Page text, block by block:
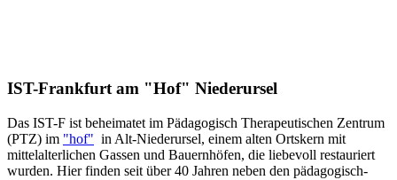
IST-Frankfurt am "Hof" Niederursel
Das IST-F ist beheimatet im Pädagogisch Therapeutischen Zentrum
(PTZ) im "hof" in Alt-Niederursel, einem alten Ortskern mit
mittelalterlichen Gassen und Bauernhöfen, die liebevoll restauriert
wurden. Hier finden seit über 40 Jahren neben den pädagogisch-